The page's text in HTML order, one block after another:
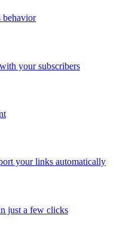
behavior
your subscribers
your links automatically
just a few clicks